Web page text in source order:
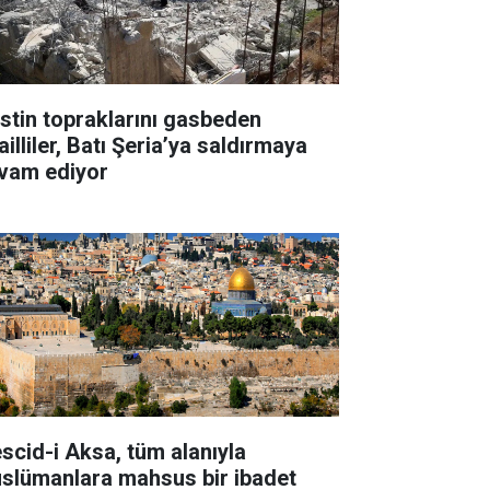
topraklarını gasbeden
Batı Şeria’ya saldırmaya
ediyor
i Aksa, tüm alanıyla
mahsus bir ibadet